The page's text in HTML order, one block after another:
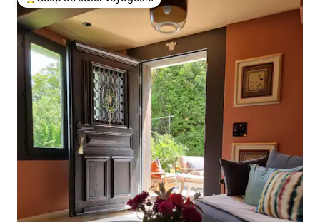
Coups de cœur voyageurs les plus appréciés